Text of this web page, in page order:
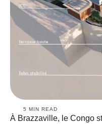
5 MIN READ
À Brazzaville, le Congo